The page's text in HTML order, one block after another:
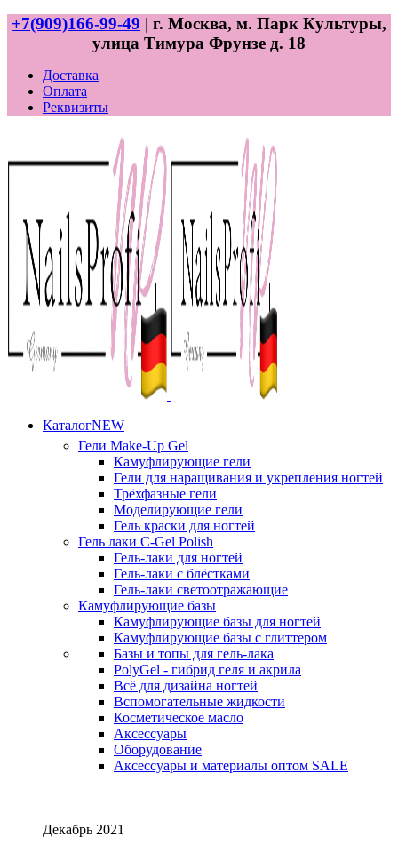
+7(909)166-99-49 | г. Москва, м. Парк Культуры,
улица Тимура Фрунзе д. 18
Доставка
Оплата
Реквизиты
КаталогNEW
Гели Make-Up Gel
Камуфлирующие гели
Гели для наращивания и укрепления ногтей
Трёхфазные гели
Моделирующие гели
Гель краски для ногтей
Гель лаки C-Gel Polish
Гель-лаки для ногтей
Гель-лаки с блёстками
Гель-лаки светоотражающие
Камуфлирующие базы
Камуфлирующие базы для ногтей
Камуфлирующие базы с глиттером
Базы и топы для гель-лака
PolyGel - гибрид геля и акрила
Всё для дизайна ногтей
Вспомогательные жидкости
Косметическое масло
Аксессуары
Оборудование
Аксессуары и материалы оптом SALE
Декабрь 2021